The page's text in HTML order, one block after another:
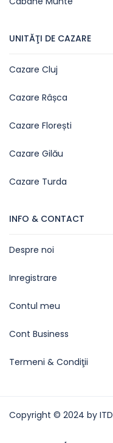
UNITĂŢI DE CAZARE
Cazare Cluj
Cazare Râșca
Cazare Florești
Cazare Gilău
Cazare Turda
INFO & CONTACT
Despre noi
Inregistrare
Contul meu
Cont Business
Termeni & Condiţii
Copyright © 2024 by